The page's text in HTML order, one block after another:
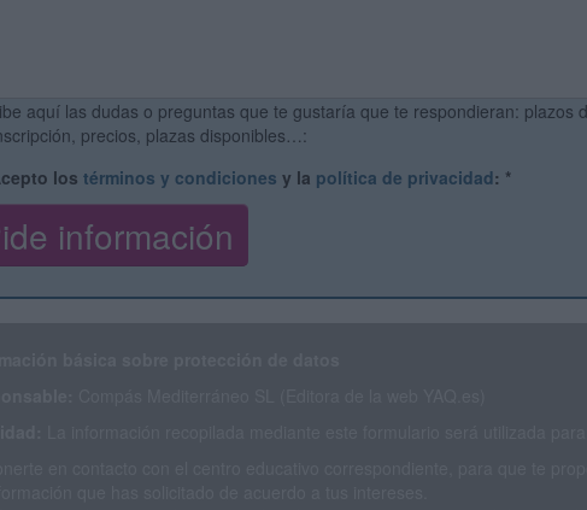
aquí las dudas o preguntas que te gustaría que te respondieran: plazos
precios, plazas disponibles…:
los términos y condiciones y la política de privacidad: *